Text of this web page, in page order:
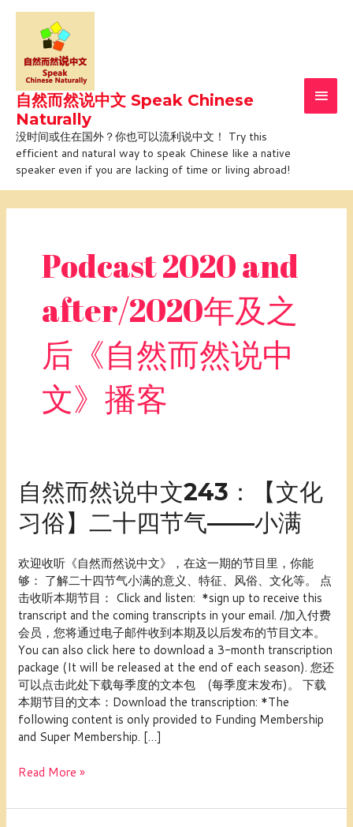
Skip
content
自然而然说中文 Speak Chinese
Naturally
没时间或住在国外？你也可以流利说中文！ Try this
efficient and natural way to speak Chinese like a native
speaker even if you are lacking of time or living abroad!
Podcast 2020 and
after/2020年及之
后《自然而然说中
文》播客
自然而然说中文243：【文化
习俗】二十四节气——小满
欢迎收听《自然而然说中文》，在这一期的节目里，你能
够： 了解二十四节气小满的意义、特征、风俗、文化等。 点
击收听本期节目： Click and listen: *sign up to receive this
transcript and the coming transcripts in your email. /加入付费
会员，您将通过电子邮件收到本期及以后发布的节目文本。
You can also click here to download a 3-month transcription
package (It will be released at the end of each season). 您还
可以点击此处下载每季度的文本包 (每季度末发布)。 下载
本期节目的文本：Download the transcription: *The
following content is only provided to Funding Membership
and Super Membership. […]
自
然
而
中
文
243：
【文
化
习
俗】
二
十
四
节
——
满
Read More »